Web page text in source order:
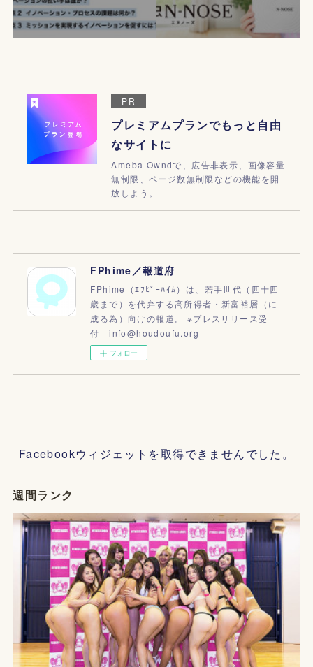
PR
プレミアムプランでもっと自由
なサイトに
Ameba Owndで、広告非表示、画像容量
無制限、ページ数無制限などの機能を開
放しよう。
FPhime／報道府
FPhime（ｴﾌﾋﾟｰﾊｲﾑ）は、若手世代（四十四
歳まで）を代弁する高所得者・新富裕層（に
成る為）向けの報道。 ※プレスリリース受
付 info@houdoufu.org
フォロー
Facebookウィジェットを取得できませんでした。
週間ランク